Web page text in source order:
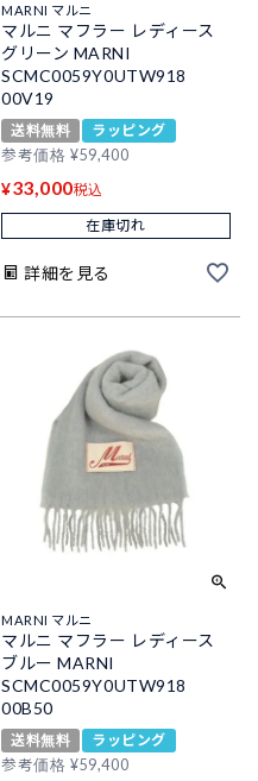
MARNI マルニ
マルニ マフラー レディース
グリーン MARNI
SCMC0059Y0UTW918
00V19
送料無料
ラッピング
参考価格 ¥59,400
¥33,000税込
在庫切れ
詳細を見る
MARNI マルニ
マルニ マフラー レディース
ブルー MARNI
SCMC0059Y0UTW918
00B50
送料無料
ラッピング
参考価格 ¥59,400